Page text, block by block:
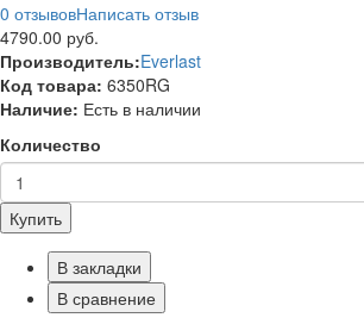
0 отзывовНаписать отзыв
4790.00 руб.
Производитель:Everlast
Код товара: 6350RG
Наличие: Есть в наличии
Количество
Купить
В закладки
В сравнение